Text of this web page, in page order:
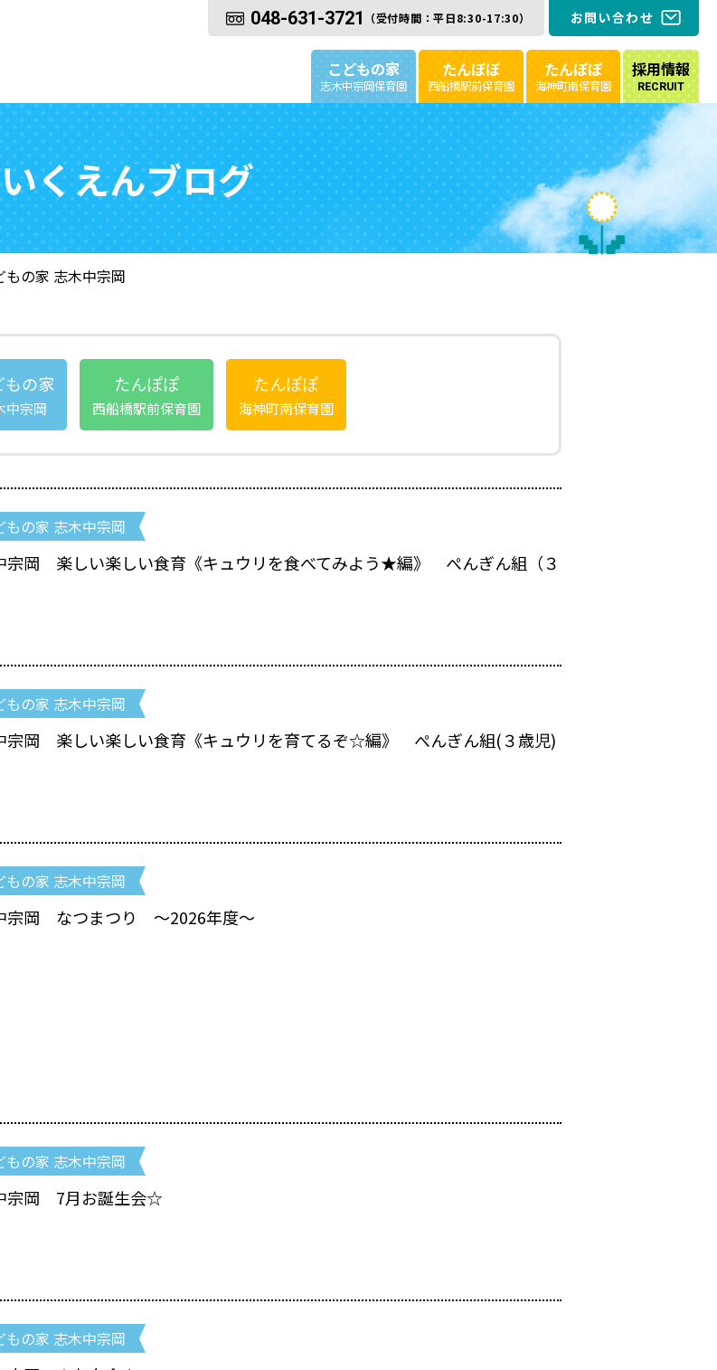
048-631-3721 （受付時間：平日8:30-17:30） お問い合わせ
こどもの家
志木中宗岡保育園
たんぽぽ
西船橋駅前保育園
たんぽぽ
海神町南保育園
採用情報
RECRUIT
くえんブログ
もの家 志木中宗岡
もの家
中宗岡
たんぽぽ
西船橋駅前保育園
たんぽぽ
海神町南保育園
もの家 志木中宗岡
宗岡 楽しい楽しい食育《キュウリを食べてみよう★編》 ぺんぎん組（３
もの家 志木中宗岡
宗岡 楽しい楽しい食育《キュウリを育てるぞ☆編》 ぺんぎん組(３歳児)
もの家 志木中宗岡
宗岡 なつまつり ～2026年度～
もの家 志木中宗岡
宗岡 7月お誕生会☆
もの家 志木中宗岡